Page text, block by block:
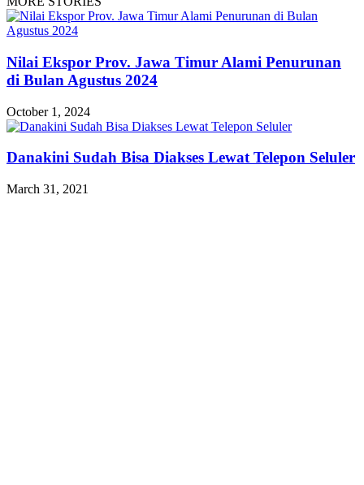
Nilai Ekspor Prov. Jawa Timur Alami Penurunan
di Bulan Agustus 2024
October 1, 2024
Danakini Sudah Bisa Diakses Lewat Telepon Seluler
March 31, 2021